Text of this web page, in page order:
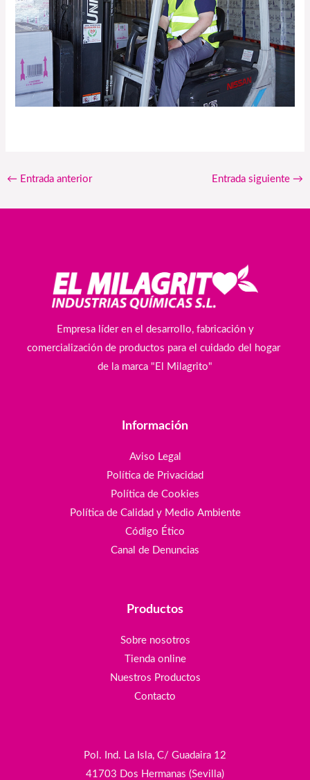
← Entrada anterior Entrada siguiente →
Empresa líder en el desarrollo, fabricación y
comercialización de productos para el cuidado del hogar
de la marca "El Milagrito"
Información
Aviso Legal
Política de Privacidad
Política de Cookies
Política de Calidad y Medio Ambiente
Código Ético
Canal de Denuncias
Productos
Sobre nosotros
Tienda online
Nuestros Productos
Contacto
Pol. Ind. La Isla, C/ Guadaira 12
41703 Dos Hermanas (Sevilla)